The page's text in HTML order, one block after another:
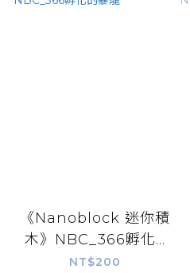
《Nanoblock 迷你積
木》NBC_366孵化...
NT$200